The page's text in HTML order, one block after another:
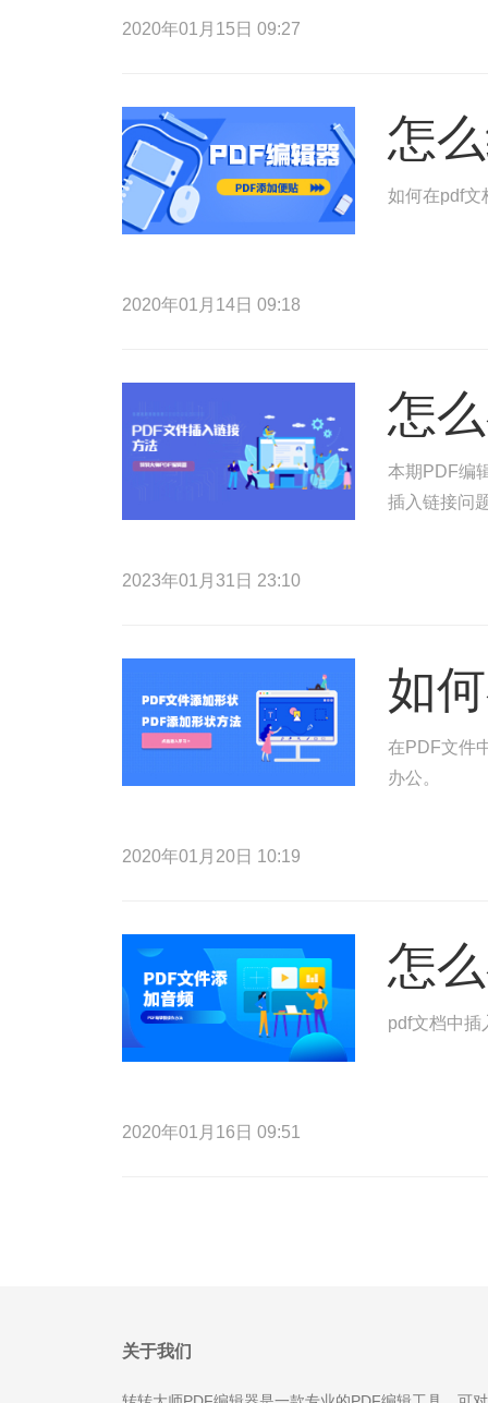
2020年01月15日 09:27
怎
如何在pdf文
2020年01月14日 09:18
怎
本期PDF编
插入链接问
2023年01月31日 23:10
如
在PDF文件
办公。
2020年01月20日 10:19
怎
pdf文档中插
2020年01月16日 09:51
关于我们